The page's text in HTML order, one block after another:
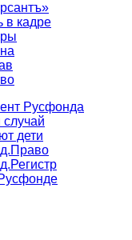
в кадре
Русфонда
дети